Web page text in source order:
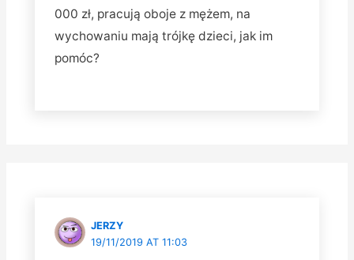
000 zł, pracują oboje z mężem, na
wychowaniu mają trójkę dzieci, jak im
pomóc?
JERZY
19/11/2019 AT 11:03